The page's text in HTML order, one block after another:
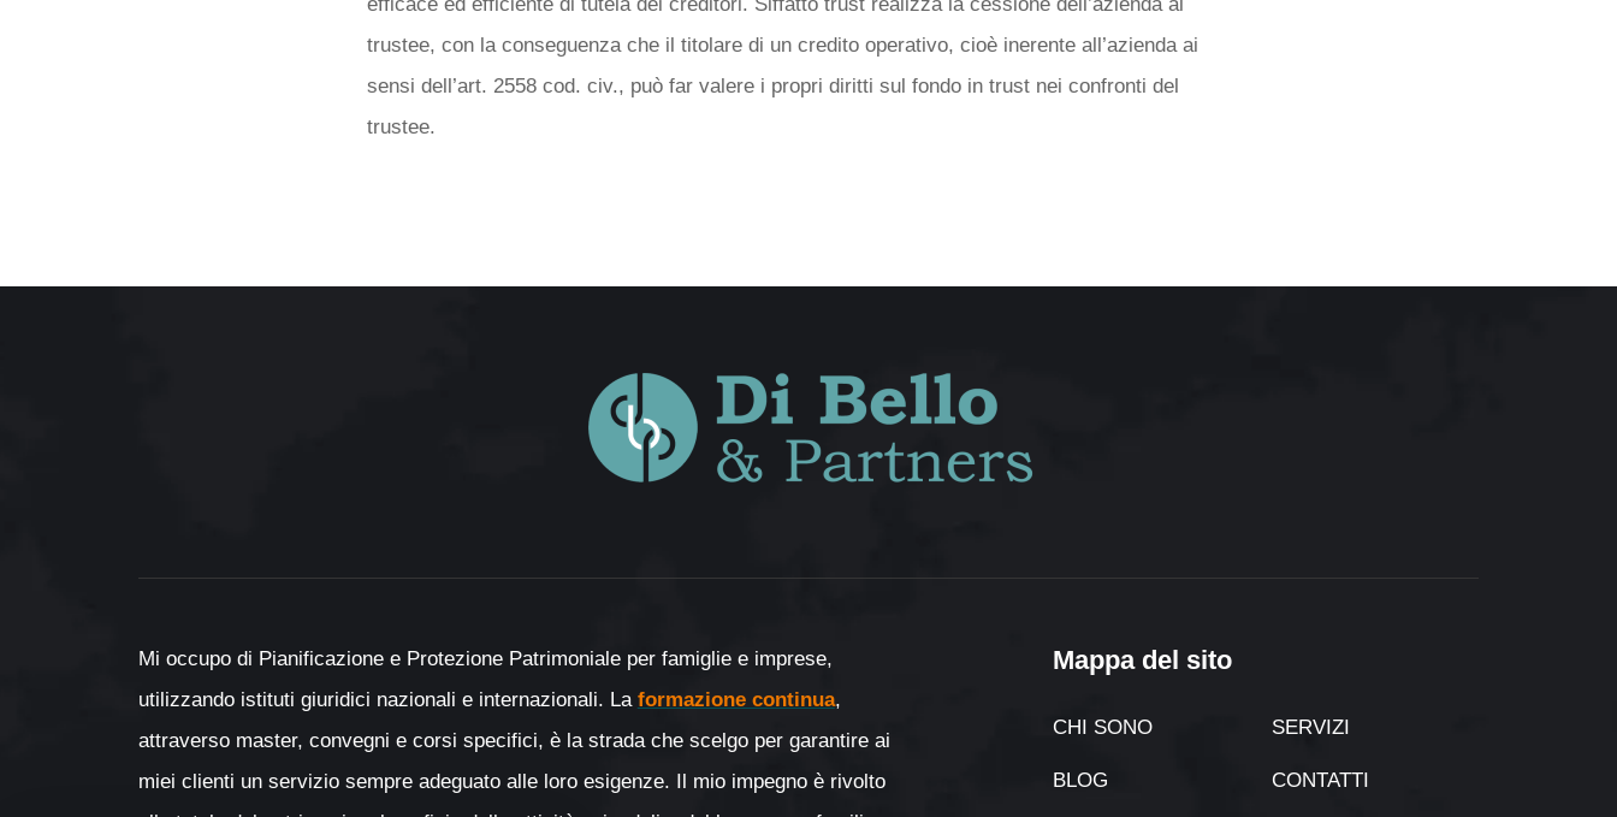
trustee, con la conseguenza che il titolare di un credito operativo, cioè inerente all’azienda ai
sensi dell’art. 2558 cod. civ., può far valere i propri diritti sul fondo in trust nei confronti del
trustee.
Mi occupo di Pianificazione e Protezione Patrimoniale per famiglie e imprese,
utilizzando istituti giuridici nazionali e internazionali. La formazione continua,
attraverso master, convegni e corsi specifici, è la strada che scelgo per garantire ai
miei clienti un servizio sempre adeguato alle loro esigenze. Il mio impegno è rivolto
Mappa del sito
CHI SONO SERVIZI
BLOG CONTATTI